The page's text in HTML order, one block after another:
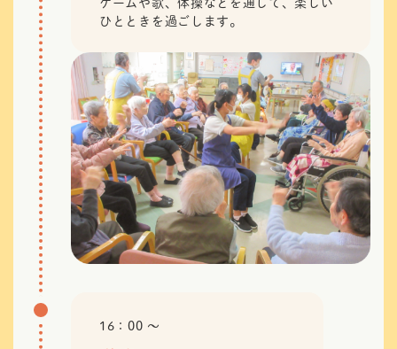
ひとときを過ごします。
16：00 〜